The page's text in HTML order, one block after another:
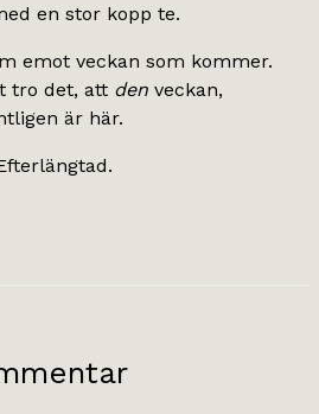
en stor kopp te.
emot veckan som kommer.
tro det, att den veckan,
är här.